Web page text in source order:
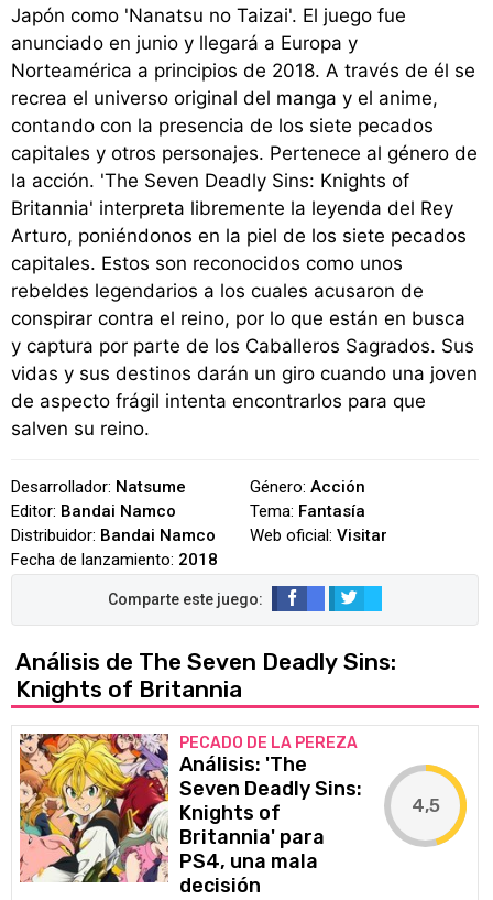
Japón como 'Nanatsu no Taizai'. El juego fue
anunciado en junio y llegará a Europa y
Norteamérica a principios de 2018. A través de él se
recrea el universo original del manga y el anime,
contando con la presencia de los siete pecados
capitales y otros personajes. Pertenece al género de
la acción. 'The Seven Deadly Sins: Knights of
Britannia' interpreta libremente la leyenda del Rey
Arturo, poniéndonos en la piel de los siete pecados
capitales. Estos son reconocidos como unos
rebeldes legendarios a los cuales acusaron de
conspirar contra el reino, por lo que están en busca
y captura por parte de los Caballeros Sagrados. Sus
vidas y sus destinos darán un giro cuando una joven
de aspecto frágil intenta encontrarlos para que
salven su reino.
Desarrollador: Natsume
Editor: Bandai Namco
Distribuidor: Bandai Namco
Fecha de lanzamiento: 2018
Género: Acción
Tema: Fantasía
Web oficial: Visitar
Análisis de The Seven Deadly Sins:
Knights of Britannia
PECADO DE LA PEREZA
Análisis: 'The
Seven Deadly Sins:
Knights of
Britannia' para
PS4, una mala
decisión
4,5